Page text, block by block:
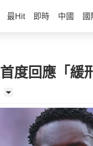
最Hit 即時 中國 國
度回應「緩